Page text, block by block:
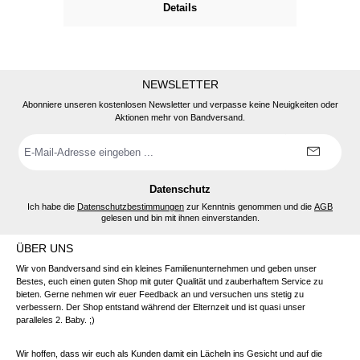
Details
NEWSLETTER
Abonniere unseren kostenlosen Newsletter und verpasse keine Neuigkeiten oder
Aktionen mehr von Bandversand.
Mail-
Datenschutz
Ich habe die Datenschutzbestimmungen zur Kenntnis genommen und die AGB
gelesen und bin mit ihnen einverstanden.
ÜBER UNS
Wir von Bandversand sind ein kleines Familienunternehmen und geben unser
Bestes, euch einen guten Shop mit guter Qualität und zauberhaftem Service zu
bieten. Gerne nehmen wir euer Feedback an und versuchen uns stetig zu
verbessern. Der Shop entstand während der Elternzeit und ist quasi unser
paralleles 2. Baby. ;)
Wir hoffen, dass wir euch als Kunden damit ein Lächeln ins Gesicht und auf die